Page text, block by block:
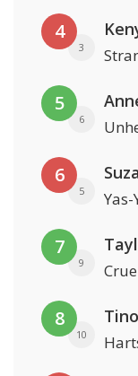
4
3
5
6
6
5 Yas-
7
9
8
10